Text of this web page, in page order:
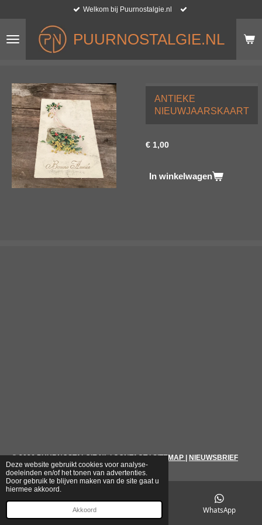
Deze website gebruikt cookies voor analyse-
doeleinden en/of het tonen van advertenties.
Door gebruik te blijven maken van de site gaat u
hiermee akkoord.
Akkoord
naar
hoofdinhoud
PUURNOSTALGIE.NL
Welkom bij Puurnostalgie.nl
ANTIEKE
NIEUWJAARSKAART
€ 1,00
In winkelwagen
© 2026 PUURNOSTALGIE.NL|CONTACT|SITEMAP NIEUWSBRIEF
WhatsApp